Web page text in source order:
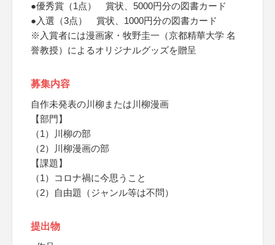
●優秀賞（1点） 賞状、5000円分の図書カード
●入選（3点） 賞状、1000円分の図書カード
※入賞者には漫画家・牧野圭一（京都精華大学 名
誉教授）によるオリジナルグッズを贈呈
募集内容
自作未発表の川柳または川柳漫画
【部門】
（1）川柳の部
（2）川柳漫画の部
【課題】
（1）コロナ禍に今思うこと
（2）自由題（ジャンル等は不問）
提出物